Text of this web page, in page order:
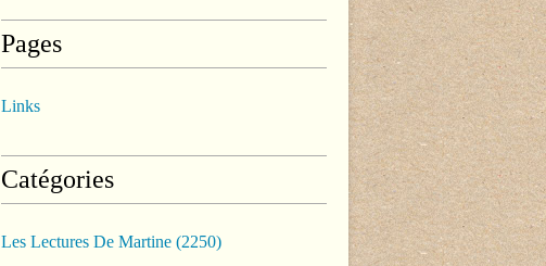
Pages
Links
Catégories
Les Lectures De Martine (2250)